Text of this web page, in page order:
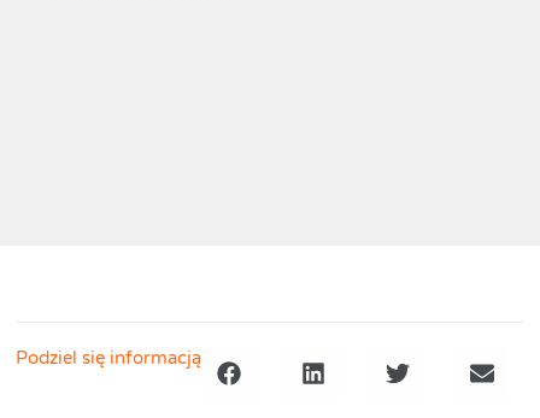
Podziel się informacją